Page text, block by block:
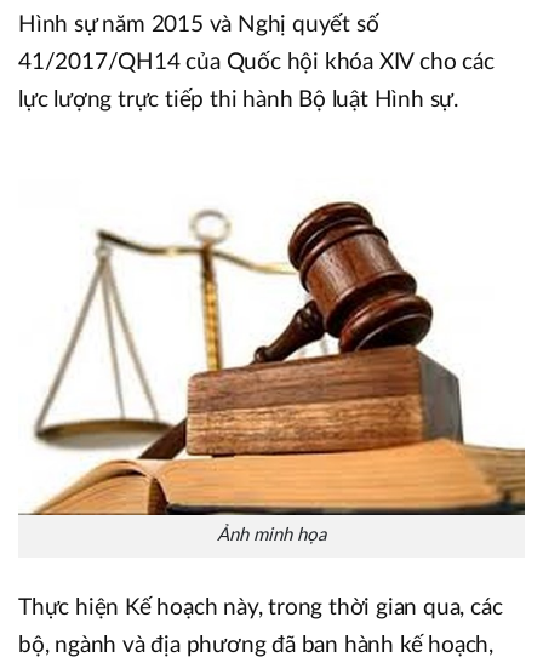
Hình sự năm 2015 và Nghị quyết số
41/2017/QH14 của Quốc hội khóa XIV cho các
lực lượng trực tiếp thi hành Bộ luật Hình sự.
Ảnh minh họa
Thực hiện Kế hoạch này, trong thời gian qua, các
bộ, ngành và địa phương đã ban hành kế hoạch,